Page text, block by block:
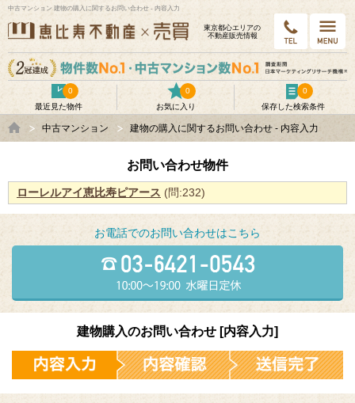
中古マンション 建物の購入に関するお問い合わせ - 内容入力
東京都⼼エリアの
不動産販売情報
最近見た物件
0
お気に入り
0
保存した検索条件
0
中古マンション 建物の購入に関するお問い合わせ - 内容入力
お問い合わせ物件
ローレルアイ恵比寿ピアース (問:232)
お電話でのお問い合わせはこちら
建物購入のお問い合わせ [内容入力]